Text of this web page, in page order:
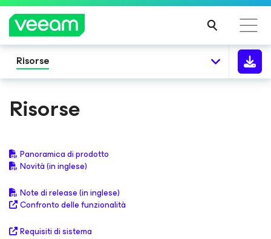
Linee guida di Veeam per i clienti interessati
PER
SAPE
PIÙ
Risorse
Risorse
Panoramica di prodotto
Novità (in inglese)
Note di release (in inglese)
Confronto delle funzionalità
Requisiti di sistema